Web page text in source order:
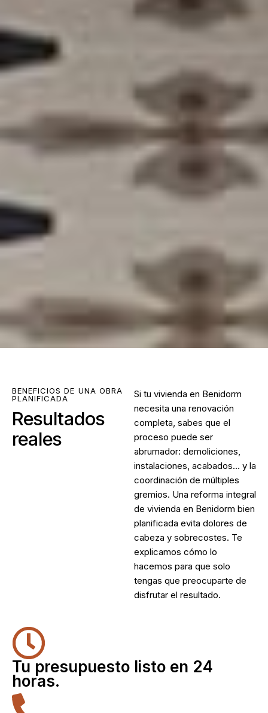
BENEFICIOS DE UNA OBRA
PLANIFICADA
Resultados
reales
Si tu vivienda en Benidorm
necesita una renovación
completa, sabes que el
proceso puede ser
abrumador: demoliciones,
instalaciones, acabados… y la
coordinación de múltiples
gremios. Una reforma integral
de vivienda en Benidorm bien
planificada evita dolores de
cabeza y sobrecostes. Te
explicamos cómo lo
hacemos para que solo
tengas que preocuparte de
disfrutar el resultado.
Tu presupuesto listo en 24
horas.